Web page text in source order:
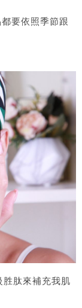
要依照季節跟
肽來補充我肌